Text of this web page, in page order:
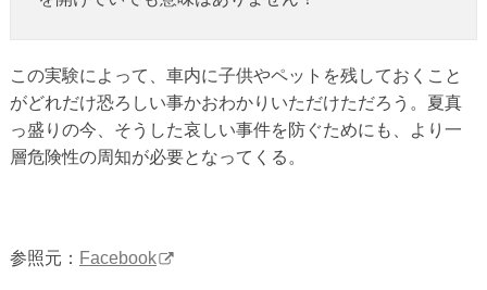
この実験によって、車内に子供やペットを残しておくこと
がどれだけ恐ろしい事かおわかりいただけただろう。夏真
っ盛りの今、そうした哀しい事件を防ぐためにも、より一
層危険性の周知が必要となってくる。
参照元： Facebook